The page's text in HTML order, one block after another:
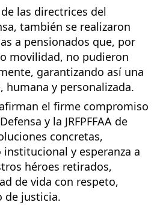
las directrices del
también se realizaron
a pensionados que, por
movilidad, no pudieron
garantizando así una
humana y personalizada.
el firme compromiso
y la JRFPFFAA de
concretas,
y esperanza a
héroes retirados,
de vida con respeto,
de justicia.